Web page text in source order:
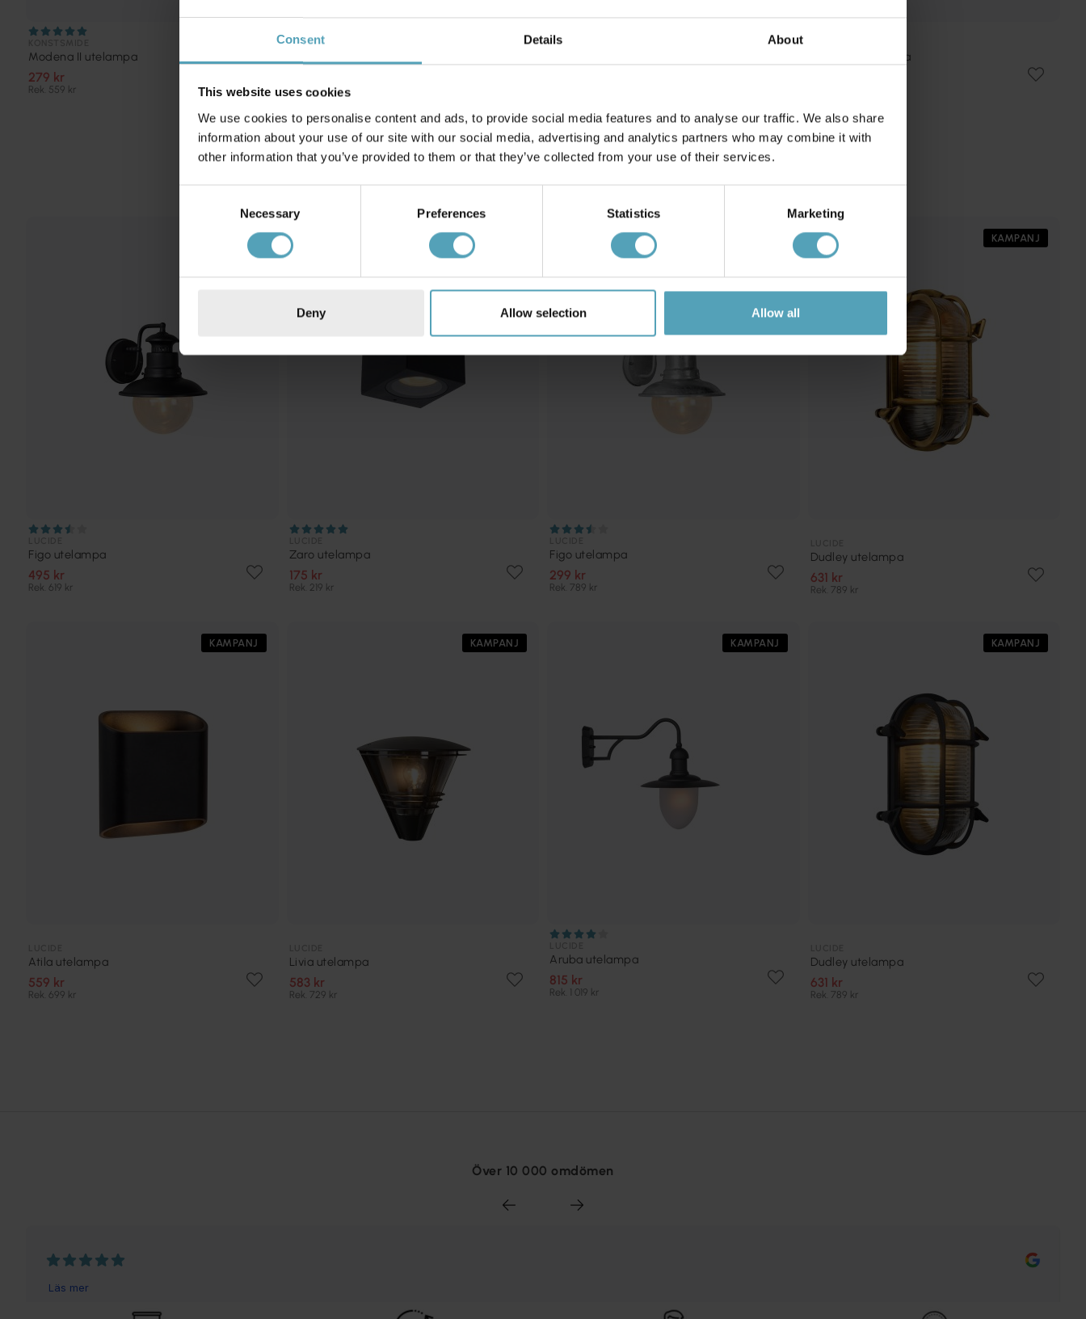
Consent Details About
This website uses cookies
We use cookies to personalise content and ads, to provide social media features and to analyse our traffic. We also share
information about your use of our site with our social media, advertising and analytics partners who may combine it with
other information that you’ve provided to them or that they’ve collected from your use of their services.
Necessary Preferences Statistics Marketing
Deny Allow selection Allow all
Modena II utelampa
279 kr
Rek. 559 kr
NORDIC LIGHTING
Rek. 599 kr
NORLYS
Cylinder utelampa
Andra köpte även
KAMPANJ
Figo utelampa
495 kr
Rek. 619 kr
KAMPANJ
Zaro utelampa
175 kr
Rek. 219 kr
Figo utelampa
299 kr
Rek. 789 kr
KAMPANJ
Dudley utelampa
631 kr
Rek. 789 kr
KAMPANJ
Atila utelampa
559 kr
Rek. 699 kr
KAMPANJ
Livia utelampa
583 kr
Rek. 729 kr
KAMPANJ
Aruba utelampa
815 kr
Rek. 1 019 kr
KAMPANJ
Dudley utelampa
631 kr
Rek. 789 kr
Över 10 000 omdömen